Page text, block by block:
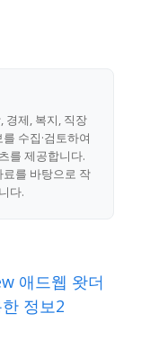
경제, 복지, 직장
수집·검토하여
를 제공합니다.
를 바탕으로 작
다.
애드웹 왓더
정보2